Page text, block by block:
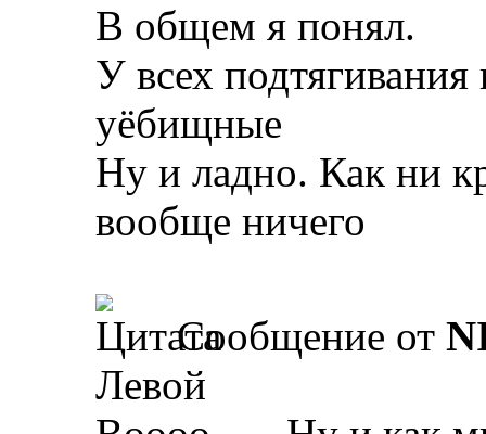
В общем я понял.
У всех
уёбищные
Ну и ладно. Как ни
вообще ничего
Сообщение от
Левой